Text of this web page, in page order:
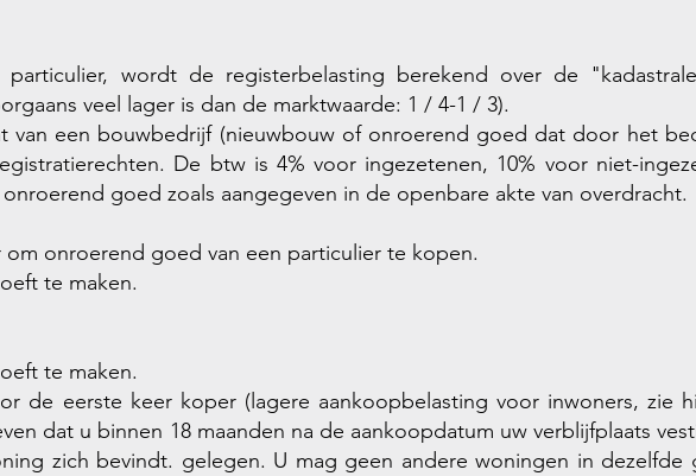
wordt de registerbelasting berekend over de
veel lager is dan de marktwaarde: 1 / 4-1 / 3).
een bouwbedrijf (nieuwbouw of onroerend goed dat door het
De btw is 4% voor ingezetenen, 10% voor niet-
goed zoals aangegeven in de openbare akte van overdracht.
om onroerend goed van een particulier te kopen.
te maken.
te maken.
de eerste keer koper (lagere aankoopbelasting voor inwoners, zie
dat u binnen 18 maanden na de aankoopdatum uw verblijfplaats
zich bevindt. gelegen. U mag geen andere woningen in dezelfde